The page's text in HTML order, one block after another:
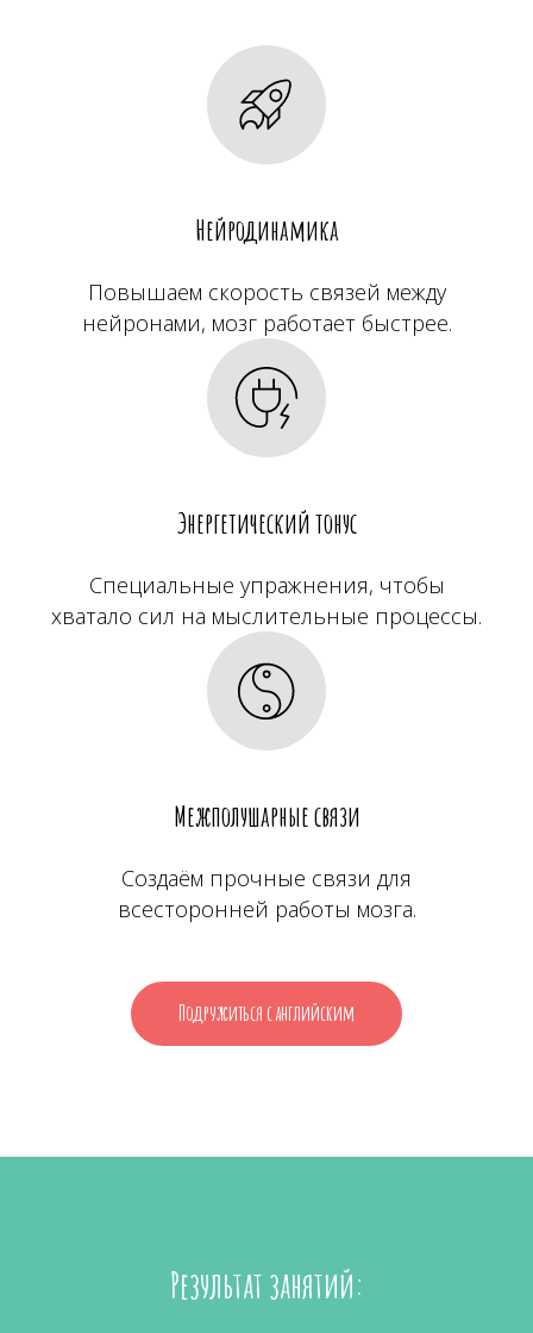
Нейродинамика
Повышаем скорость связей между
нейронами, мозг работает быстрее.
Энергетический тонус
Специальные упражнения, чтобы
хватало сил на мыслительные процессы.
Межполушарные связи
Создаём прочные связи для
всесторонней работы мозга.
Подружиться с английским
Результат занятий: